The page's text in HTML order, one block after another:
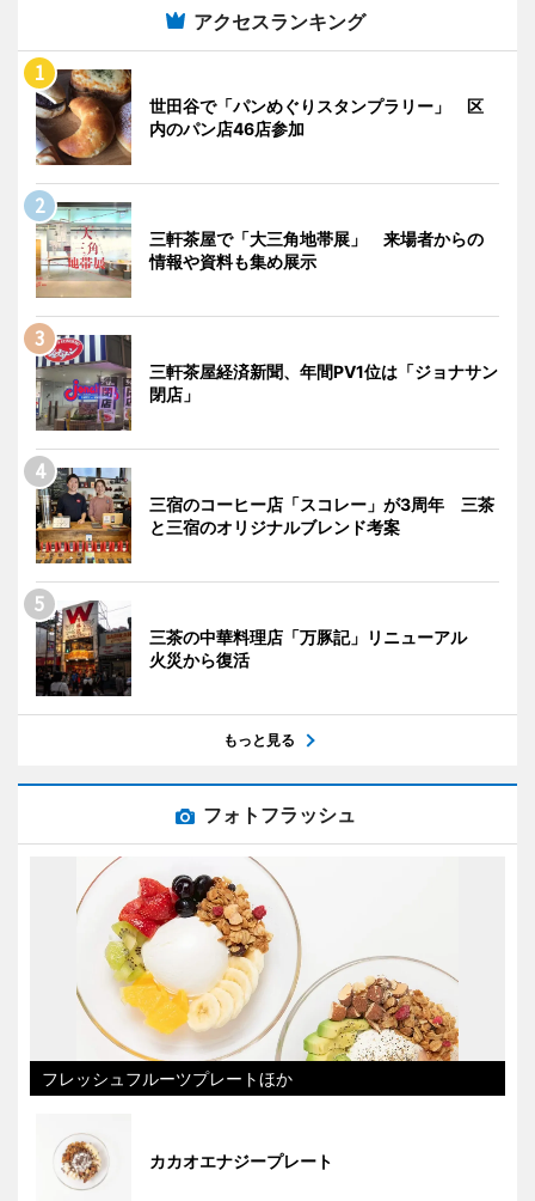
アクセスランキング
世田谷で「パンめぐりスタンプラリー」 区
内のパン店46店参加
三軒茶屋で「大三角地帯展」 来場者からの
情報や資料も集め展示
三軒茶屋経済新聞、年間PV1位は「ジョナサン
閉店」
三宿のコーヒー店「スコレー」が3周年 三茶
と三宿のオリジナルブレンド考案
三茶の中華料理店「万豚記」リニューアル
火災から復活
もっと見る
フォトフラッシュ
フレッシュフルーツプレートほか
カカオエナジープレート